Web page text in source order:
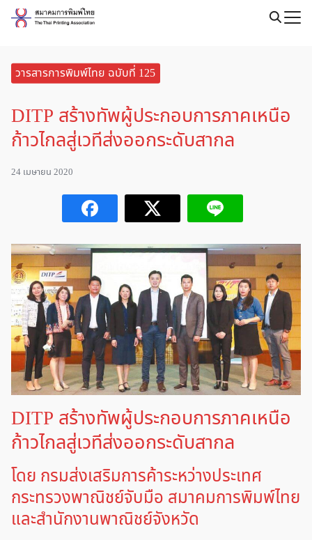
Skip
วารสารการพิมพ์ไทย ฉบับที่ 125
DITP สร้างทัพผู้ประกอบการภาคเหนือ
ก้าวไกลสู่เวทีส่งออกระดับสากล
24 เมษายน 2020
DITP สร้างทัพผู้ประกอบการภาคเหนือ
ก้าวไกลสู่เวทีส่งออกระดับสากล
โดย กรมส่งเสริมการค้าระหว่างประเทศ
กระทรวงพาณิชย์จับมือ สมาคมการพิมพ์ไทย
และสำนักงานพาณิชย์จังหวัด